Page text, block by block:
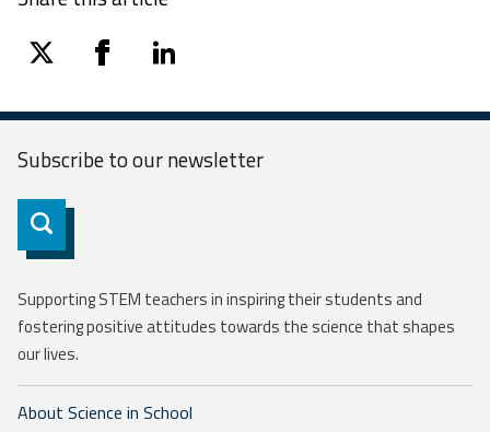
twitter facebooklinkedin
Subscribe to ournewsletter
Subscribe
Supporting STEM teachers in inspiring their students and
fostering positive attitudes towards the science that shapes
our lives.
About Science in School